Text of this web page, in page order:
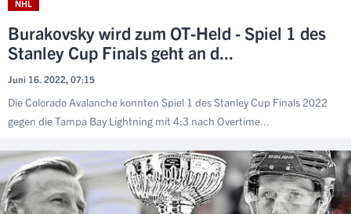
NHL
Burakovsky wird zum OT-Held - Spiel 1 des
Stanley Cup Finals geht an d...
Juni 16. 2022, 07:15
Die Colorado Avalanche konnten Spiel 1 des Stanley Cup Finals 2022
gegen die Tampa Bay Lightning mit 4:3 nach Overtime...